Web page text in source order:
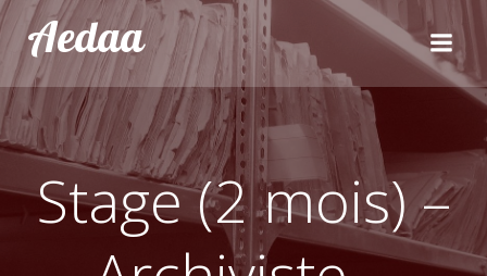
Aller
au
contenu
Aedaa
Stage (2 mois) –